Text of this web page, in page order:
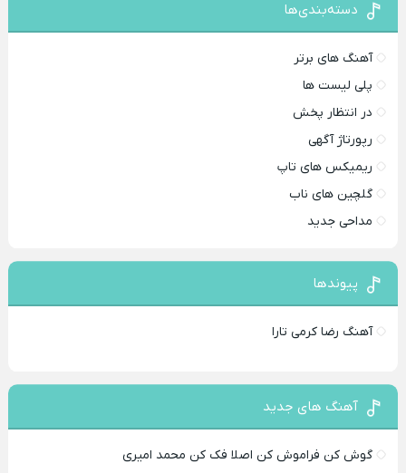
دسته‌بندی‌ها
آهنگ های برتر
پلی لیست ها
در انتظار پخش
رپورتاژ آگهی
ریمیکس های تاپ
گلچین های ناب
مداحی جدید
پیوندها
آهنگ رضا کرمی تارا
آهنگ های جدید
گوش کن فراموش کن اصلا فک کن محمد امیری